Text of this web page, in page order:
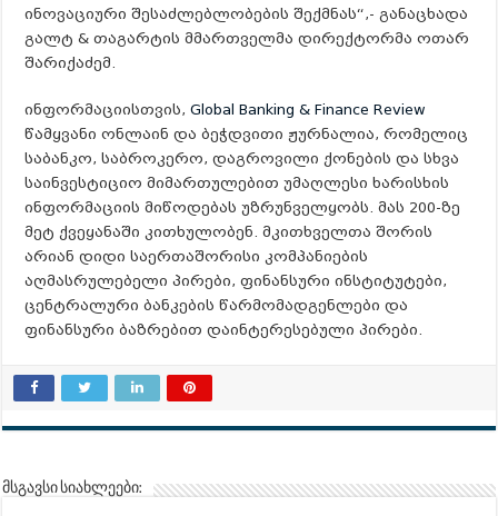
ინოვაციური შესაძლებლობების შექმნას“,- განაცხადა
გალტ & თაგარტის მმართველმა დირექტორმა ოთარ
შარიქაძემ.
ინფორმაციისთვის,Global Banking & Finance Review
წამყვანი ონლაინ და ბეჭდვითი ჟურნალია, რომელიც
საბანკო, საბროკერო, დაგროვილი ქონების და სხვა
საინვესტიციო მიმართულებით უმაღლესი ხარისხის
ინფორმაციის მიწოდებას უზრუნველყობს. მას 200-ზე
მეტ ქვეყანაში კითხულობენ. მკითხველთა შორის
არიან დიდი საერთაშორისი კომპანიების
აღმასრულებელი პირები, ფინანსური ინსტიტუტები,
ცენტრალური ბანკების წარმომადგენლები და
ფინანსური ბაზრებით დაინტერესებული პირები.
მსგავსი სიახლეები: